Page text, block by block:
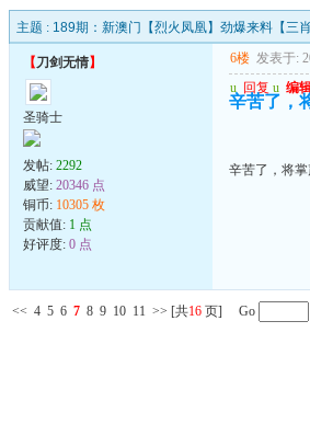
主题 : 189期：新澳门【烈火凤凰】劲爆来料【三
【刀剑无情】
圣骑士
发帖: 2292
威望: 20346 点
铜币: 10305 枚
贡献值: 1 点
好评度: 0 点
6楼 发表于:
u 回复 u 编
辛苦了，
辛苦了，将掌
<< 4 5 6 7 8 9 10 11 >> [共16 页] Go